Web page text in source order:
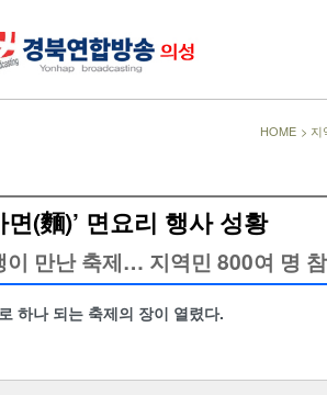
HOME > 지
(麵)’ 면요리 행사 성황
이 만난 축제… 지역민 800여 명
하나 되는 축제의 장이 열렸다.